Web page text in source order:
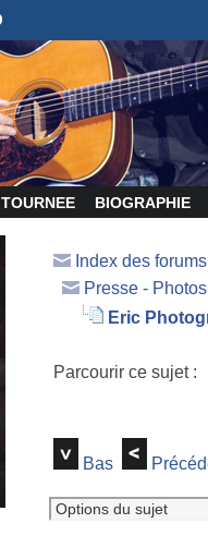
TOURNEE BIOGRAPHIE
Index des
Presse - Photos
Eric
Parcourir ce sujet
Bas